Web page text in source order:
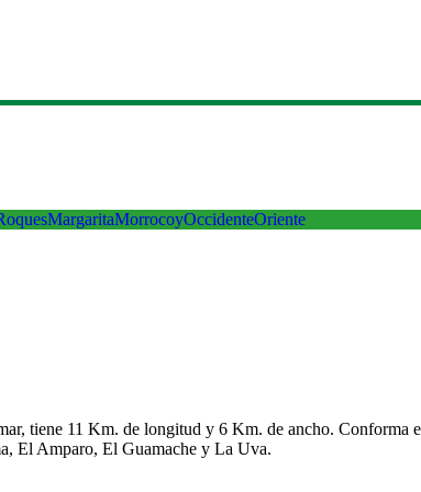
MargaritaMorrocoyOccidenteOriente
tiene 11 Km. de longitud y 6 Km. de ancho.
El Amparo, El Guamache y La Uva.